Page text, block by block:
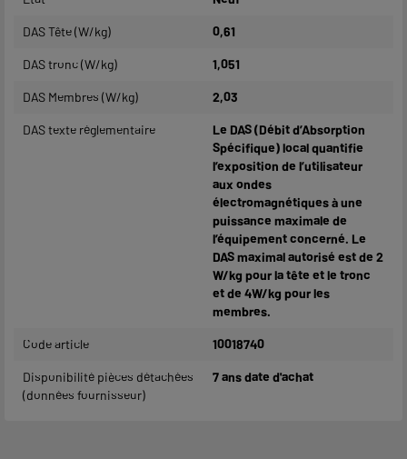
DAS Tête (W/kg) 0,61
DAS tronc (W/kg) 1,051
DAS Membres (W/kg) 2,03
DAS texte réglementaire
Le DAS (Débit d’Absorption
Spécifique) local quantifie
l’exposition de l’utilisateur
aux ondes
électromagnétiques à une
puissance maximale de
l’équipement concerné. Le
DAS maximal autorisé est de 2
W/kg pour la tête et le tronc
et de 4W/kg pour les
membres.
Code article 10018740
Disponibilité pièces détachées
(données fournisseur)
7 ans date d'achat